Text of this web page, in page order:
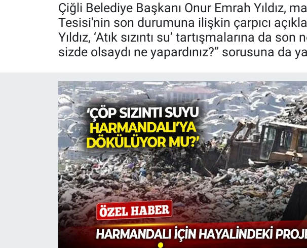
Çiğli Belediye Başkanı Onur Emrah Yıldız,
Tesisi'nin son durumuna ilişkin çarpıcı
Yıldız, ‘Atık sızıntı su’ tartışmalarına da
sizde olsaydı ne yapardınız?” sorusuna da
Son Dakika Haberleri
Haber Arşivi